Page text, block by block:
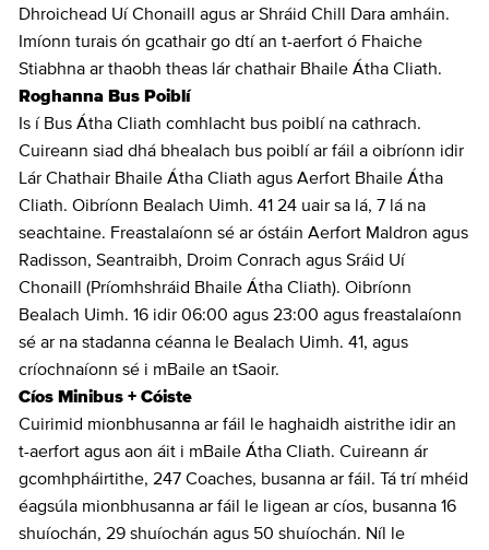
Dhroichead Uí Chonaill agus ar Shráid Chill Dara amháin.
Imíonn turais ón gcathair go dtí an t-aerfort ó Fhaiche
Stiabhna ar thaobh theas lár chathair Bhaile Átha Cliath.
Roghanna Bus Poiblí
Is í Bus Átha Cliath comhlacht bus poiblí na cathrach.
Cuireann siad dhá bhealach bus poiblí ar fáil a oibríonn idir
Lár Chathair Bhaile Átha Cliath agus Aerfort Bhaile Átha
Cliath. Oibríonn Bealach Uimh. 41 24 uair sa lá, 7 lá na
seachtaine. Freastalaíonn sé ar óstáin Aerfort Maldron agus
Radisson, Seantraibh, Droim Conrach agus Sráid Uí
Chonaill (Príomhshráid Bhaile Átha Cliath). Oibríonn
Bealach Uimh. 16 idir 06:00 agus 23:00 agus freastalaíonn
sé ar na stadanna céanna le Bealach Uimh. 41, agus
críochnaíonn sé i mBaile an tSaoir.
Cíos Minibus + Cóiste
Cuirimid mionbhusanna ar fáil le haghaidh aistrithe idir an
t-aerfort agus aon áit i mBaile Átha Cliath. Cuireann ár
gcomhpháirtithe, 247 Coaches, busanna ar fáil. Tá trí mhéid
éagsúla mionbhusanna ar fáil le ligean ar cíos, busanna 16
shuíochán, 29 shuíochán agus 50 shuíochán. Níl le